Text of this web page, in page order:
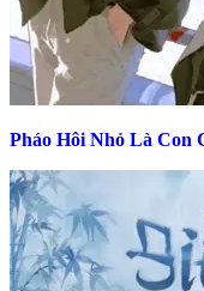
Pháo Hôi Nhỏ Là Con